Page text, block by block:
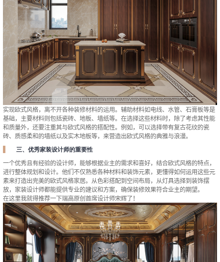
实现欧式风格，离不开各种装修材料的运用。辅助材料如电线、水管、石膏板等是
基础，主要材料则包括瓷砖、地板、墙纸等。在选择这些材料时，除了考虑其性能
和质量外，还要注重其与欧式风格的搭配性。例如，可以选择带有复古花纹的瓷
砖、质感柔和的墙纸以及实木地板等，来营造出欧式风格的典雅与浪漫。
三、优秀家装设计师的重要性
一个优秀且有经验的设计师，能够根据业主的需求和喜好，结合欧式风格的特点，
进行整体规划和设计。他们不仅熟悉各种材料和装饰元素，更懂得如何运用这些元
素来打造出完美的欧式风格家居。从色彩搭配到空间布局，从灯具选择到装饰摆
放， 家装设计师都能提供专业的建议和方案，确保装修效果符合业主的期望。
在这里我就得推荐一下瑞高原创首席设计师宋辉了！